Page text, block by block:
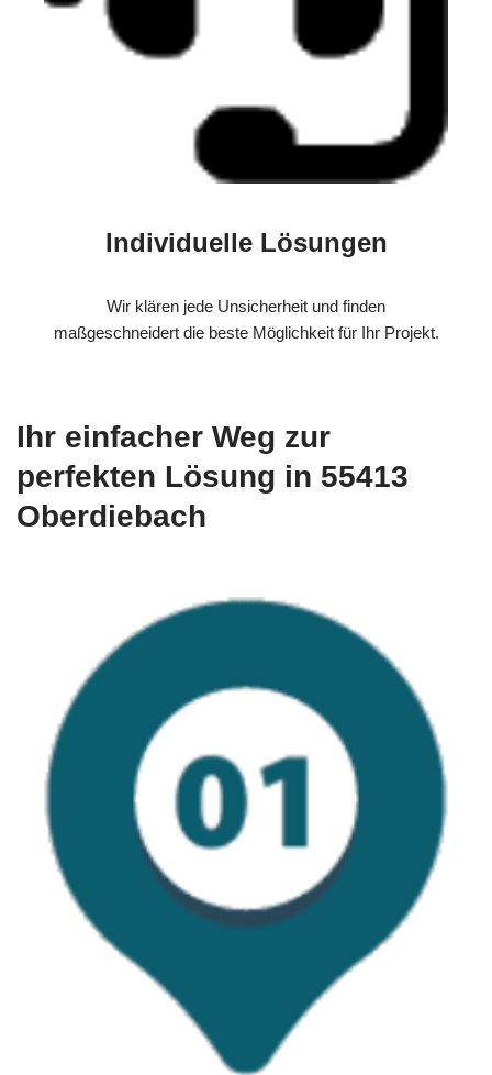
Individuelle Lösungen
Wir klären jede Unsicherheit und finden
maßgeschneidert die beste Möglichkeit für Ihr Projekt.
Ihr einfacher Weg zur
perfekten Lösung in 55413
Oberdiebach